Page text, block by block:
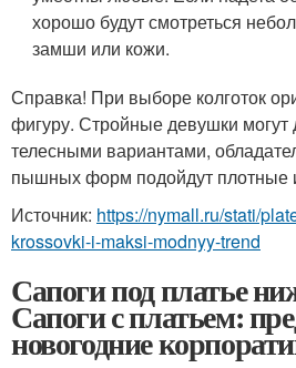
хорошо будут смотреться
замши или кожи.
Справка! При выборе колготок
фигуру. Стройные девушки могут
телесными вариантами,
пышных форм подойдут плотные
Источник: https://nymall.ru/stati/
krossovki-i-maksi-modnyy-trend
Сапоги под платье
Сапоги с платьем:
новогодние